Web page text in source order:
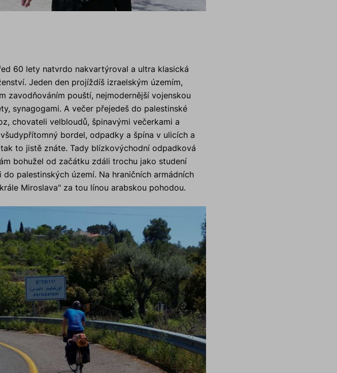
60 lety natvrdo nakvartýroval a ultra klasická
Jeden den projíždíš izraelským územím,
zavodňováním pouští, nejmodernější vojenskou
synagogami. A večer přejedeš do palestinské
chovateli velbloudů, špinavými večerkami a
bordel, odpadky a špína v ulicích a
to jistě znáte. Tady blízkovýchodní odpadková
bohužel od začátku zdáli trochu jako studení
palestinských území. Na hraničních armádních
Miroslava" za tou línou arabskou pohodou.